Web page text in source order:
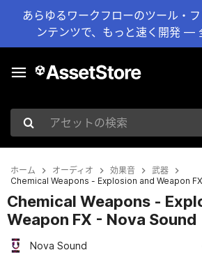
あらゆるワークフローのツール・
ンテンツで、もっと速く開発 —
アセットの検索
ホーム オーディオ 効果音
武器
Chemical Weapons - Explosion and Weapon
Chemical Weapons -
Weapon FX - Nova Sound
Nova Sound